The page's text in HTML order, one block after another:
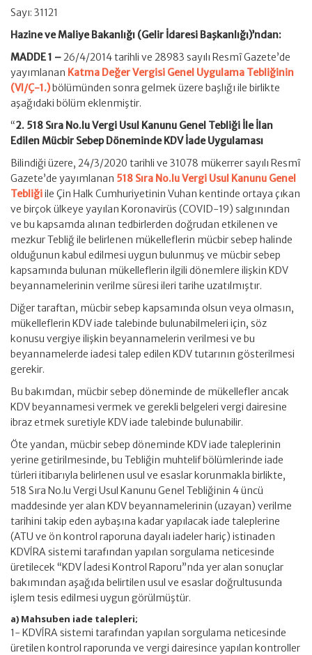
Sayı: 31121
Hazine ve Maliye Bakanlığı (Gelir İdaresi Başkanlığı)’ndan:
MADDE 1 –26/4/2014 tarihli ve 28983 sayılı Resmî Gazete’de
yayımlanan Katma Değer Vergisi Genel Uygulama Tebliğinin
(VI/Ç-1.)bölümünden sonra gelmek üzere başlığı ile birlikte
aşağıdaki bölüm eklenmiştir.
“2. 518 Sıra No.lu Vergi Usul Kanunu Genel Tebliği İle İlan
Edilen Mücbir Sebep Döneminde KDV İade Uygulaması
Bilindiği üzere, 24/3/2020 tarihli ve 31078 mükerrer sayılı Resmî
Gazete’de yayımlanan 518 Sıra No.lu Vergi Usul Kanunu Genel
Tebliğiile Çin Halk Cumhuriyetinin Vuhan kentinde ortaya çıkan
ve birçok ülkeye yayılan Koronavirüs (COVID-19) salgınından
ve bu kapsamda alınan tedbirlerden doğrudan etkilenen ve
mezkur Tebliğ ile belirlenen mükelleflerin mücbir sebep halinde
olduğunun kabul edilmesi uygun bulunmuş ve mücbir sebep
kapsamında bulunan mükelleflerin ilgili dönemlere ilişkin KDV
beyannamelerinin verilme süresi ileri tarihe uzatılmıştır.
Diğer taraftan, mücbir sebep kapsamında olsun veya olmasın,
mükelleflerin KDV iade talebinde bulunabilmeleri için, söz
konusu vergiye ilişkin beyannamelerin verilmesi ve bu
beyannamelerde iadesi talep edilen KDV tutarının gösterilmesi
gerekir.
Bu bakımdan, mücbir sebep döneminde de mükellefler ancak
KDV beyannamesi vermek ve gerekli belgeleri vergi dairesine
ibraz etmek suretiyle KDV iade talebinde bulunabilir.
Öte yandan, mücbir sebep döneminde KDV iade taleplerinin
yerine getirilmesinde, bu Tebliğin muhtelif bölümlerinde iade
türleri itibarıyla belirlenen usul ve esaslar korunmakla birlikte,
518 Sıra No.lu Vergi Usul Kanunu Genel Tebliğinin 4 üncü
maddesinde yer alan KDV beyannamelerinin (uzayan) verilme
tarihini takip eden aybaşına kadar yapılacak iade taleplerine
(ATU ve ön kontrol raporuna dayalı iadeler hariç) istinaden
KDVİRA sistemi tarafından yapılan sorgulama neticesinde
üretilecek “KDV İadesi Kontrol Raporu”nda yer alan sonuçlar
bakımından aşağıda belirtilen usul ve esaslar doğrultusunda
işlem tesis edilmesi uygun görülmüştür.
a) Mahsuben iade talepleri;
1- KDVİRA sistemi tarafından yapılan sorgulama neticesinde
üretilen kontrol raporunda ve vergi dairesince yapılan kontroller